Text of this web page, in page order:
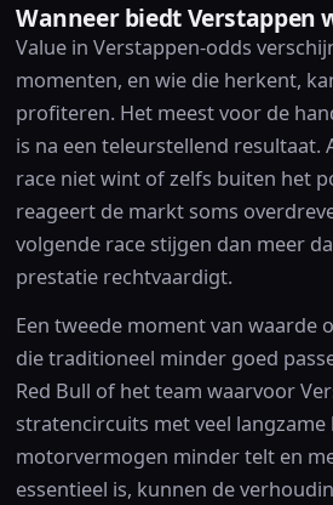
Wanneer biedt Verstappen
Value in Verstappen-odds
momenten, en wie die herkent,
profiteren. Het meest voor de
is na een teleurstellend resultaat.
race niet wint of zelfs buiten het
reageert de markt soms
volgende race stijgen dan meer
prestatie rechtvaardigt.
Een tweede moment van waarde
die traditioneel minder goed
Red Bull of het team waarvoor
stratencircuits met veel
motorvermogen minder telt en
essentieel is, kunnen de